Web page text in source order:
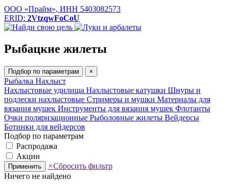
ООО «Прайм», ИНН 5403082573
ERID: 2VtzqwFoCoU
Рыбацкие жилеты
Подбор по параметрам ×
Рыбалка Нахлыст
Нахлыстовые удилища Нахлыстовые катушки Шнуры и
подлески нахлыстовые Стримеры и мушки Материалы для
вязания мушек Инструменты для вязания мушек Флотанты
Очки поляризационные Рыболовные жилеты Вейдерсы
Ботинки для вейдерсов
Подбор по параметрам
Распродажа
Акции
Применить ×Сбросить фильтр
Ничего не найдено